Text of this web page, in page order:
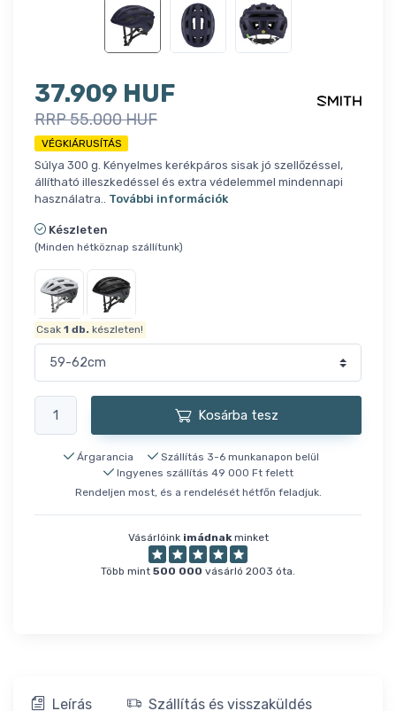
37.909 HUF
RRP 55.000 HUF
VÉGKIÁRUSÍTÁS
Súlya 300 g. Kényelmes kerékpáros sisak jó szellőzéssel,
állítható illeszkedéssel és extra védelemmel mindennapi
használatra.. További információk
Készleten
(Minden hétköznap szállítunk)
Csak1 db. készleten!
Kosárba tesz
Árgarancia
Szállítás 3-6 munkanapon belül
Ingyenes szállítás 49 000 Ft felett
Rendeljen most, és a rendelését hétfőn feladjuk.
Vásárlóink imádnakminket
Több mint 500 000 vásárló 2003 óta.
Leírás Szállítás és visszaküldés